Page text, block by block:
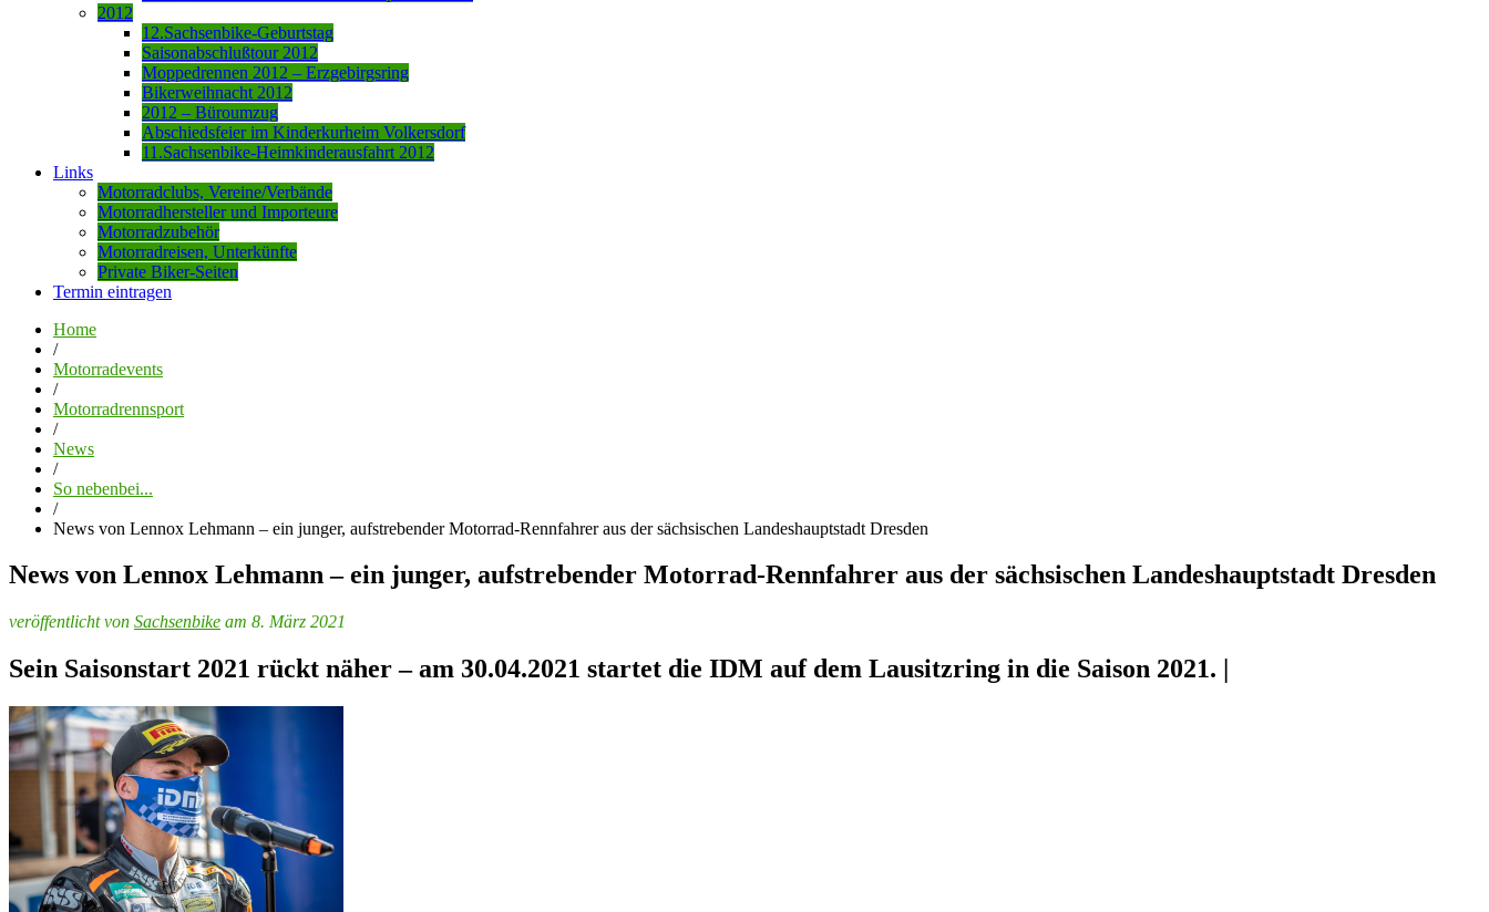
2012
12.Sachsenbike-Geburtstag
Saisonabschlußtour 2012
Moppedrennen 2012 – Erzgebirgsring
Bikerweihnacht 2012
2012 – Büroumzug
Abschiedsfeier im Kinderkurheim Volkersdorf
11.Sachsenbike-Heimkinderausfahrt 2012
Links
Motorradclubs, Vereine/Verbände
Motorradhersteller und Importeure
Motorradzubehör
Motorradreisen, Unterkünfte
Private Biker-Seiten
Termin eintragen
Home
/
Motorradevents
/
Motorradrennsport
/
News
/
So nebenbei...
/
News von Lennox Lehmann – ein junger, aufstrebender Motorrad-Rennfahrer aus der sächsischen Landeshauptstadt Dresden
News von Lennox Lehmann – ein junger, aufstrebender Motorrad-Rennfahrer aus der sächsischen Landeshauptstadt Dresden
veröffentlicht von Sachsenbike am 8. März 2021
Sein Saisonstart 2021 rückt näher – am 30.04.2021 startet die IDM auf dem Lausitzring in die Saison 2021. |